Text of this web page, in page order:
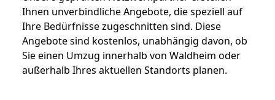
Ihnen unverbindliche Angebote, die speziell auf
Ihre Bedürfnisse zugeschnitten sind. Diese
Angebote sind kostenlos, unabhängig davon, ob
Sie einen Umzug innerhalb von Waldheim oder
außerhalb Ihres aktuellen Standorts planen.